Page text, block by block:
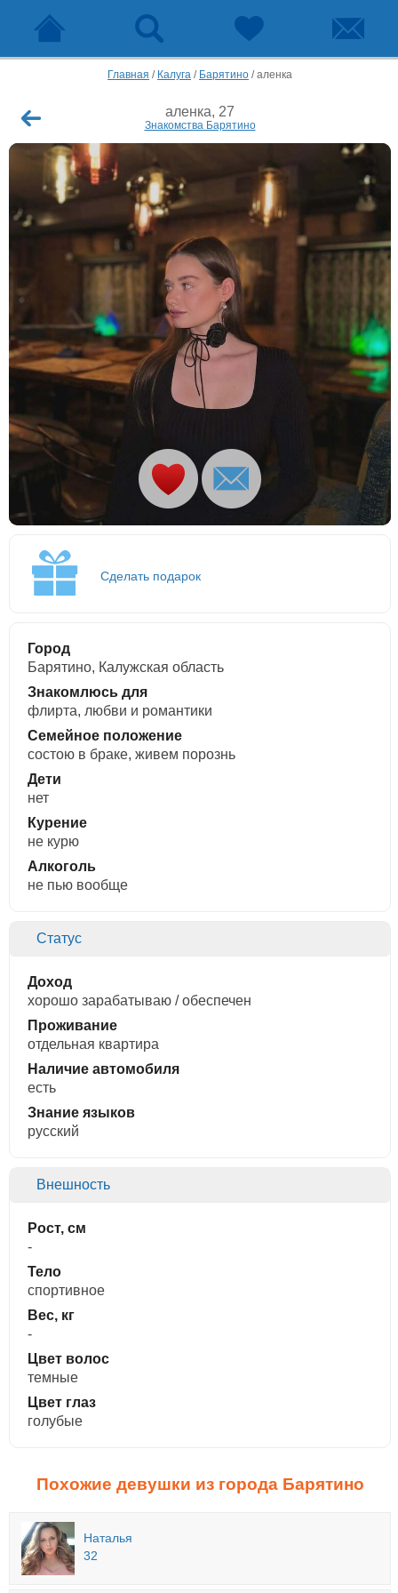
Главная / Калуга / Барятино /аленка
аленка, 27
Знакомства Барятино
Сделать подарок
Город
Барятино, Калужская область
Знакомлюсь для
флирта, любви и романтики
Семейное положение
состою в браке, живем порознь
Дети
нет
Курение
не курю
Алкоголь
не пью вообще
Статус
Доход
хорошо зарабатываю / обеспечен
Проживание
отдельная квартира
Наличие автомобиля
есть
Знание языков
русский
Внешность
Рост, см
-
Тело
спортивное
Вес, кг
-
Цвет волос
темные
Цвет глаз
голубые
Похожие девушки из города Барятино
Наталья
32